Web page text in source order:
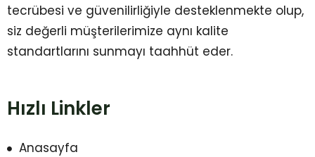
tecrübesi ve güvenilirliğiyle desteklenmekte olup,
siz değerli müşterilerimize aynı kalite
standartlarını sunmayı taahhüt eder.
Hızlı Linkler
Anasayfa